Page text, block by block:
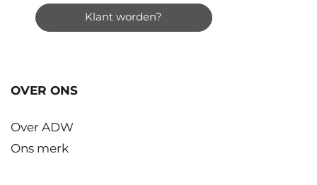
Klant worden?
OVER ONS
Over ADW
Ons merk